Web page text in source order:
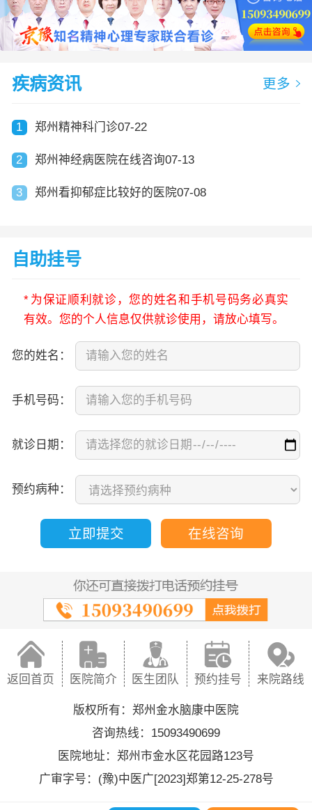
疾病资讯 更多
1 郑州精神科门诊07-22
2 郑州神经病医院在线咨询07-13
3 郑州看抑郁症比较好的医院07-08
自助挂号
* 为保证顺利就诊，您的姓名和手机号码务必真实
有效。您的个人信息仅供就诊使用，请放心填写。
您的姓名：
手机号码：
就诊日期：
预约病种：
立即提交 在线咨询
返回首页 医院简介 医生团队 预约挂号 来院路线
版权所有：郑州金水脑康中医院
咨询热线：15093490699
医院地址：郑州市金水区花园路123号
广审字号：(豫)中医广[2023]郑第12-25-278号